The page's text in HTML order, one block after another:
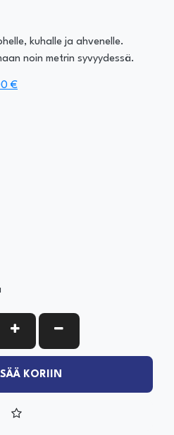
kuhalle ja ahvenelle.
noin metrin syvyydessä.
€
KASVATA MÄÄRÄÄ
VÄHENNÄ MÄÄRÄÄ
KORIIN